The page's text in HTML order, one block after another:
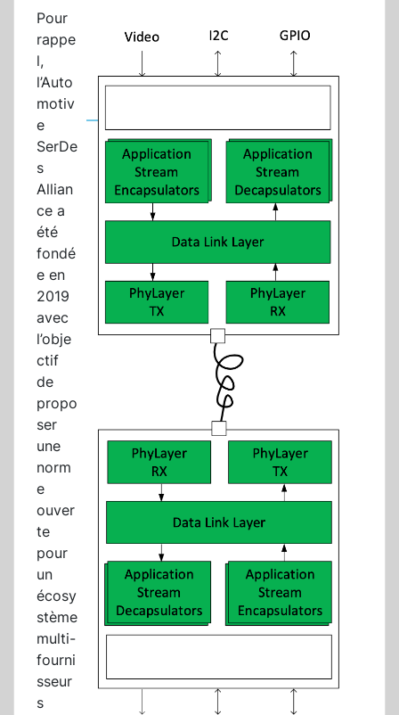
Pour
rappe
l,
l’Auto
motiv
e
SerDe
s
Allian
ce a
été
fondé
e en
2019
avec
l’obje
ctif
de
propo
ser
une
norm
e
ouver
te
pour
un
écosy
stème
multi-
fourni
sseur
s